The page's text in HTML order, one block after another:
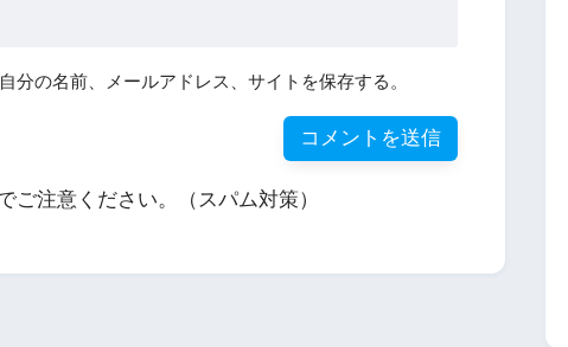
の名前、メールアドレス、サイトを保存する。
注意ください。（スパム対策）